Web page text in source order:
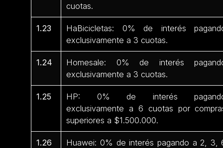
cuotas.
1.23
HaBicicletas: 0% de interés
exclusivamente a 3 cuotas.
1.24
Homesale: 0% de interés
exclusivamente a 3 cuotas.
1.25
HP: 0% de interés
exclusivamente a 6 cuotas por
superiores a $1.500.000.
1.26
Huawei: 0% de interés pagando a 2, 3,